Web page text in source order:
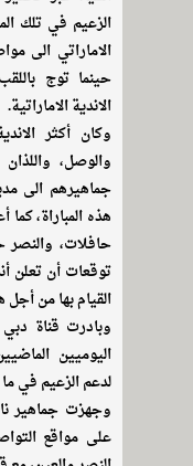
الزعيم في تلك
حينما توج
الاندية الاماراتية.
وكان أكثر
جماهيرهم الى
هذه المباراة،
حافلات،
توقعات أن تعلن
القيام بها من
وبادرت قناة
اليوميين
لدعم الزعيم في
وجهزت جماهير
على مواقع